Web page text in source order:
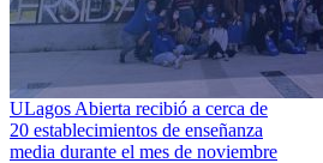
ULagos Abierta recibió a cerca de
20 establecimientos de enseñanza
media durante el mes de noviembre